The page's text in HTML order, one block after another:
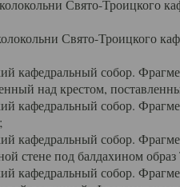
Свято-Троицкого
Свято-Троицкого
кафедральный собор.
над крестом,
собор.
кафедральный собор.
стене под балдахином
кафедральный собор.